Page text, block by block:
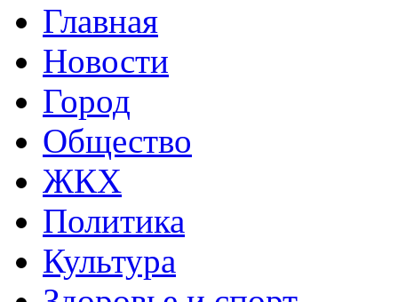
Главная
Новости
Город
Общество
ЖКХ
Политика
Культура